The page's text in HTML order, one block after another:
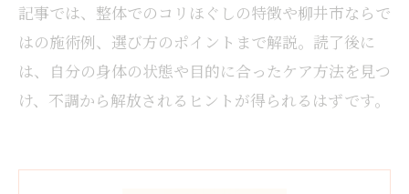
記事では、整体でのコリほぐしの特徴や柳井市ならで
はの施術例、選び方のポイントまで解説。読了後に
は、自分の身体の状態や目的に合ったケア方法を見つ
け、不調から解放されるヒントが得られるはずです。